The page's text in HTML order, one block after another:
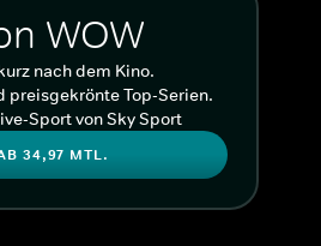
WOW
nach dem Kino.
preisgekrönte Top-Serien.
Sport von Sky Sport
34,97 MTL.